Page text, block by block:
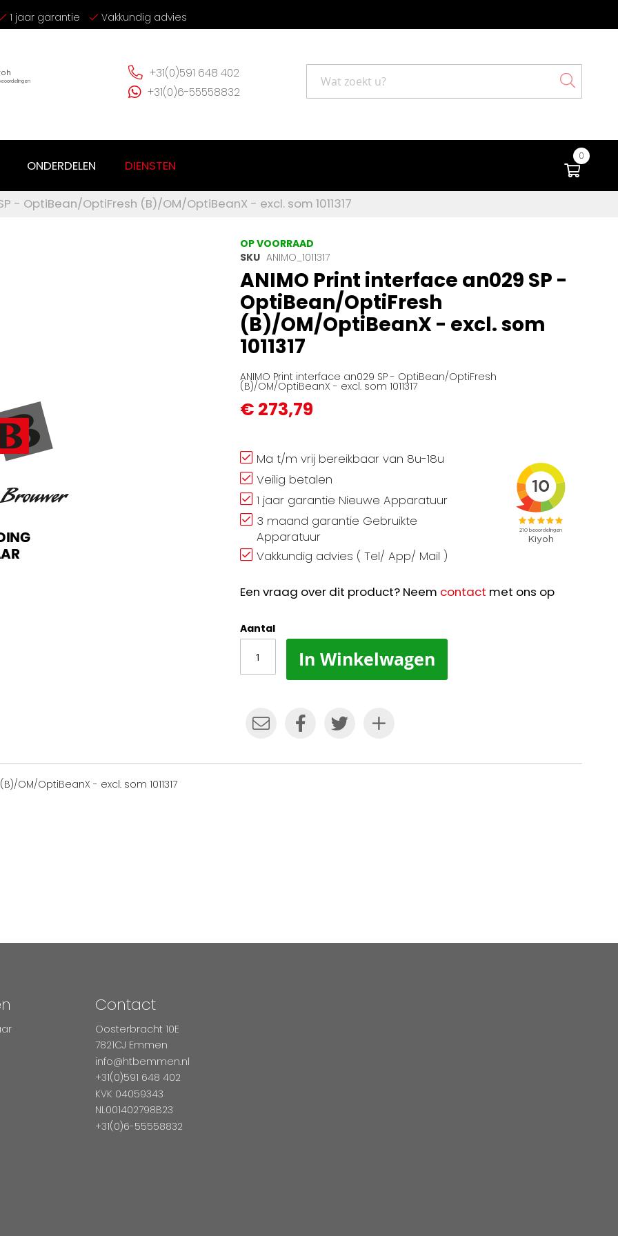
1 jaar garantie Vakkundig advies
+31(0)591 648 402
+31(0)6-55558832
Search
0
ONDERDELEN DIENSTEN
- OptiBean/OptiFresh (B)/OM/OptiBeanX - excl. som 1011317
OP VOORRAAD
SKU ANIMO_1011317
ANIMO Print interface an029 SP -
OptiBean/OptiFresh
(B)/OM/OptiBeanX - excl. som
1011317
ANIMO Print interface an029 SP - OptiBean/OptiFresh
(B)/OM/OptiBeanX - excl. som 1011317
€ 273,79
Ma t/m vrij bereikbaar van 8u-18u
Veilig betalen
1 jaar garantie Nieuwe Apparatuur
3 maand garantie Gebruikte
Apparatuur
Vakkundig advies ( Tel/ App/ Mail )
Een vraag over dit product? Neem contact met ons op
Aantal
In Winkelwagen
OM/OptiBeanX - excl. som 1011317
Contact
Oosterbracht 10E
7821CJ Emmen
info@htbemmen.nl
+31(0)591 648 402
KVK 04059343
NL001402798B23
+31(0)6-55558832